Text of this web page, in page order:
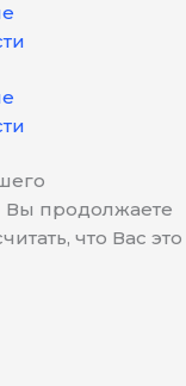
Вы продолжаете
что Вас это